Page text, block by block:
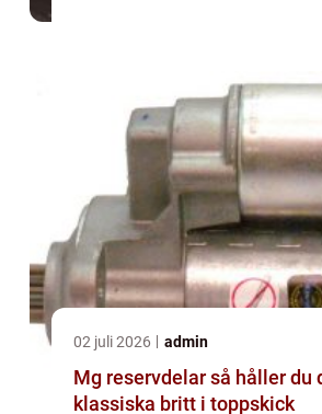
02 juli 2026 admin
Mg reservdelar så håller du din
klassiska britt i toppskick